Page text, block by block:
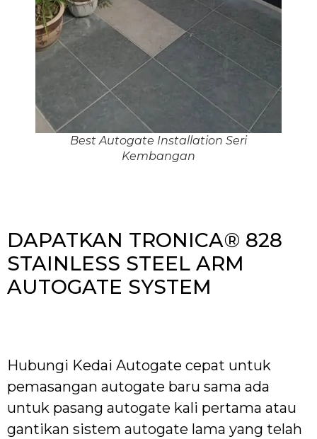
Best Autogate Installation Seri
Kembangan
DAPATKAN TRONICA® 828
STAINLESS STEEL ARM
AUTOGATE SYSTEM
Hubungi Kedai Autogate cepat untuk
pemasangan autogate baru sama ada
untuk pasang autogate kali pertama atau
gantikan sistem autogate lama yang telah